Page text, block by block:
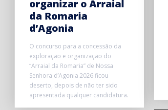
organizar o Arraial
da Romaria
d’Agonia
O concurso para a concessão da
exploração e organização do
“Arraial da Romaria” de Nossa
Senhora d’Agonia 2026 ficou
deserto, depois de não ter sido
apresentada qualquer candidatura.